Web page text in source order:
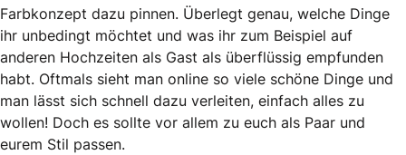
Farbkonzept dazu pinnen. Überlegt genau, welche Dinge
ihr unbedingt möchtet und was ihr zum Beispiel auf
anderen Hochzeiten als Gast als überflüssig empfunden
habt. Oftmals sieht man online so viele schöne Dinge und
man lässt sich schnell dazu verleiten, einfach alles zu
wollen! Doch es sollte vor allem zu euch als Paar und
eurem Stil passen.